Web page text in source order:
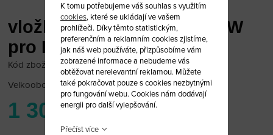
vložka spínací skřínky BMW
pro HU92
Kód zboží: bmw-zam-11
Velkoobchodní cena:po přihlášení
1 300 Kč
K tomu potřebujeme váš souhlas s využitím
cookies, které se ukládají ve vašem
prohlížeči. Díky těmto statistickým,
preferenčním a reklamním cookies zjistíme,
jak náš web používáte, přizpůsobíme vám
zobrazené informace a nebudeme vás
obtěžovat nerelevantní reklamou. Můžete
také pokračovat pouze s cookies nezbytnými
pro fungování webu. Cookies nám dodávají
energii pro další vylepšování.
Přečíst více